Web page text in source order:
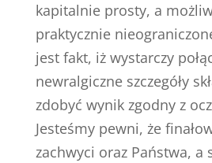
kapitalnie prosty, a
praktycznie
jest fakt, iż wystarczy
newralgiczne szczegóły
zdobyć wynik zgodny z
Jesteśmy pewni, że
zachwyci oraz Państwa, a